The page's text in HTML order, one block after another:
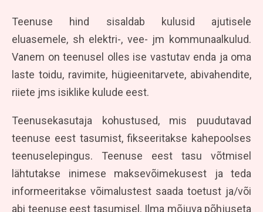
Teenuse hind sisaldab kulusid ajutisele
eluasemele, sh elektri-, vee- jm kommunaalkulud.
Vanem on teenusel olles ise vastutav enda ja oma
laste toidu, ravimite, hügieenitarvete, abivahendite,
riiete jms isiklike kulude eest.
Teenusekasutaja kohustused, mis puudutavad
teenuse eest tasumist, fikseeritakse kahepoolses
teenuselepingus. Teenuse eest tasu võtmisel
lähtutakse inimese maksevõimekusest ja teda
informeeritakse võimalustest saada toetust ja/või
abi teenuse eest tasumisel. Ilma mõjuva põhjuseta